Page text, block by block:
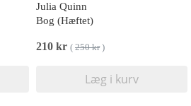
Julia Quinn
Bog (Hæftet)
210 kr ( 250 kr)
Læg i kurv